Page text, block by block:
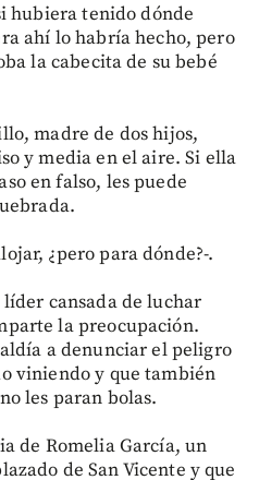
hubiera tenido dónde
ahí lo habría hecho, pero
la cabecita de su bebé
madre de dos hijos,
y media en el aire. Si ella
en falso, les puede
¿pero para dónde?-.
cansada de luchar
la preocupación.
a denunciar el peligro
viniendo y que también
les paran bolas.
de Romelia García, un
de San Vicente y que